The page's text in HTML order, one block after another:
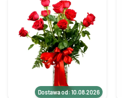
Dostawa od: 10.08.2026